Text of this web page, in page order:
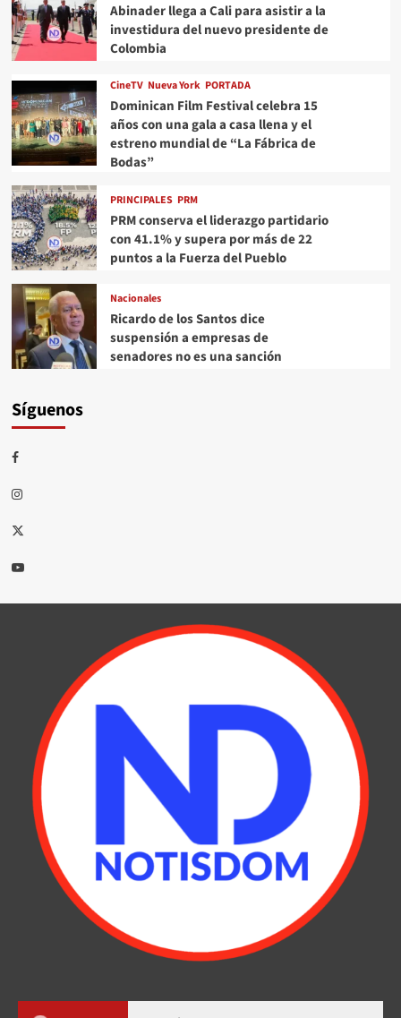
Abinader llega a Cali para asistir a la
investidura del nuevo presidente de
Colombia
CineTV Nueva York PORTADA
Dominican Film Festival celebra 15
años con una gala a casa llena y el
estreno mundial de “La Fábrica de
Bodas”
PRINCIPALES PRM
PRM conserva el liderazgo partidario
con 41.1% y supera por más de 22
puntos a la Fuerza del Pueblo
Nacionales
Ricardo de los Santos dice
suspensión a empresas de
senadores no es una sanción
Síguenos